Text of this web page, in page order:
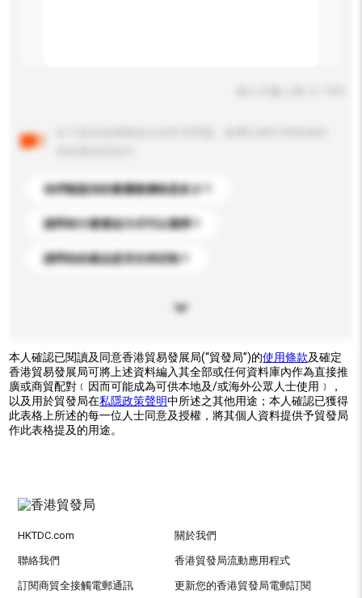
你們能提供的最優惠價格是多少？
請問有什麼運送方式可以選擇？
請問你的產品是否支持定制？
本人確認已閱讀及同意香港貿易發展局(“貿發局”)的使用條款及確定
香港貿易發展局可將上述資料編入其全部或任何資料庫內作為直接推
廣或商貿配對﹝因而可能成為可供本地及/或海外公眾人士使用﹞，
以及用於貿發局在私隱政策聲明中所述之其他用途；本人確認已獲得
此表格上所述的每一位人士同意及授權，將其個人資料提供予貿發局
作此表格提及的用途。
HKTDC.com 關於我們
聯絡我們 香港貿發局流動應用程式
訂閱商貿全接觸電郵通訊 更新您的香港貿發局電郵訂閱